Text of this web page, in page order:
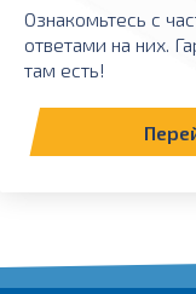
Ознакомьтесь с
ответами на них.
там есть!